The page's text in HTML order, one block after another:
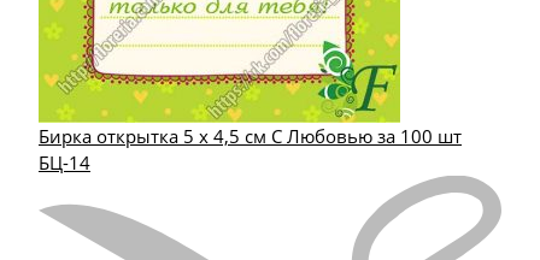
Бирка открытка 5 х 4,5 см С Любовью за 100 шт
БЦ-14